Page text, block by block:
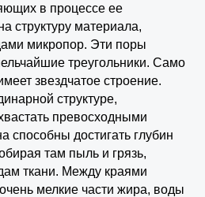
в процессе ее
структуру материала,
микропор. Эти поры
треугольники. Само
звездчатое строение.
структуре,
превосходными
способны достигать глубин
там пыль и грязь,
ткани. Между краями
мелкие части жира, воды